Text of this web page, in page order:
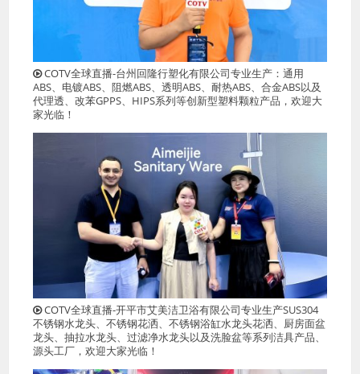
COTV全球直播-台州回隆行塑化有限公司专业生产：通用
ABS、电镀ABS、阻燃ABS、透明ABS、耐热ABS、合金ABS以及
代理透、改苯GPPS、HIPS系列等创新型塑料颗粒产品，欢迎大
家光临！
COTV全球直播-开平市艾美洁卫浴有限公司专业生产SUS304
不锈钢水龙头、不锈钢花洒、不锈钢浴缸水龙头花洒、厨房面盆
龙头、抽拉水龙头、过滤净水龙头以及洗脸盆等系列洁具产品、
源头工厂，欢迎大家光临！